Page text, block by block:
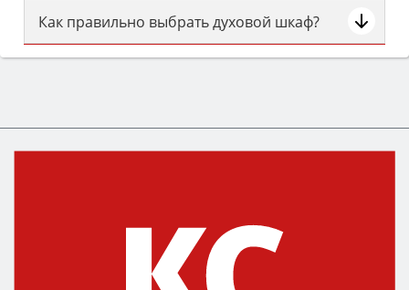
Как правильно выбрать духовой шкаф?
Сначала определитесь с типом (газовый или
класс энергопотребления не ниже A и нужные